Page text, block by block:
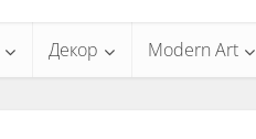
Декор Modern Art